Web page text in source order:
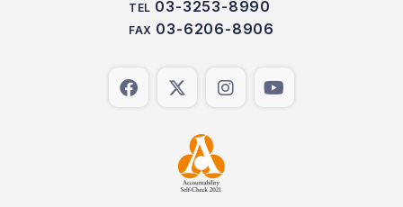
TEL 03-3253-8990
FAX 03-6206-8906